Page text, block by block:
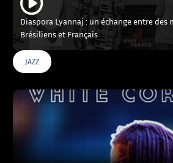
Diaspora Lyannaj : un échange entre des
Brésiliens et Français
JAZZ